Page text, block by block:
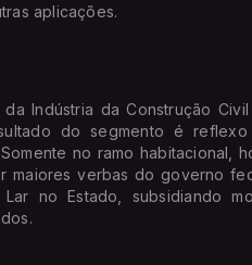
aplicações.
Indústria da Construção
do segmento é
no ramo habitacional,
maiores verbas do governo
Lar no Estado, subsidiando